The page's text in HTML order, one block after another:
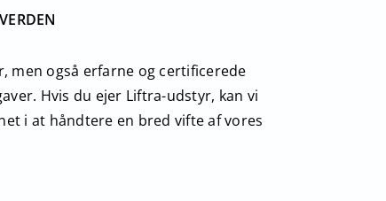
men også erfarne og certificerede
Hvis du ejer Liftra-udstyr, kan vi
i at håndtere en bred vifte af vores